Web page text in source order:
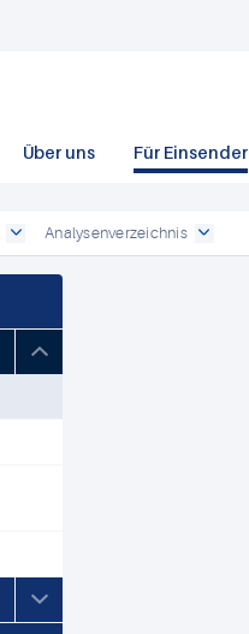
Über uns Für Einsender
Analysenverzeichnis